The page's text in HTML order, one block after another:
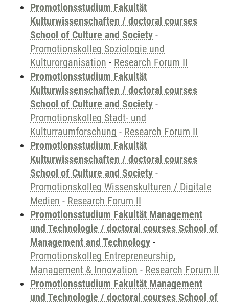
Promotionsstudium Fakultät
Kulturwissenschaften / doctoral courses
School of Culture and Society -
Promotionskolleg Soziologie und
Kulturorganisation - Research Forum II
Promotionsstudium Fakultät
Kulturwissenschaften / doctoral courses
School of Culture and Society -
Promotionskolleg Stadt- und
Kulturraumforschung - Research Forum II
Promotionsstudium Fakultät
Kulturwissenschaften / doctoral courses
School of Culture and Society -
Promotionskolleg Wissenskulturen / Digitale
Medien - Research Forum II
Promotionsstudium Fakultät Management
und Technologie / doctoral courses School of
Management and Technology -
Promotionskolleg Entrepreneurship,
Management & Innovation - Research Forum II
Promotionsstudium Fakultät Management
und Technologie / doctoral courses School of